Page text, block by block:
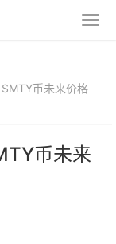
币未来价格
币未来